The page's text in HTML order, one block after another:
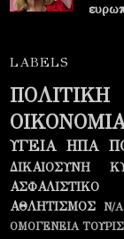
LABELS
ΠΟΛΙΤΙΚΗ
ΥΓΕΙΑ ΗΠΑ
ΔΙΚΑΙΟΣΥΝΗ
ΑΣΦΑΛΙΣΤΙΚΟ
ΑΘΛΗΤΙΣΜΟΣ
Ν/
ΟΜΟΓΕΝΕΙΑ